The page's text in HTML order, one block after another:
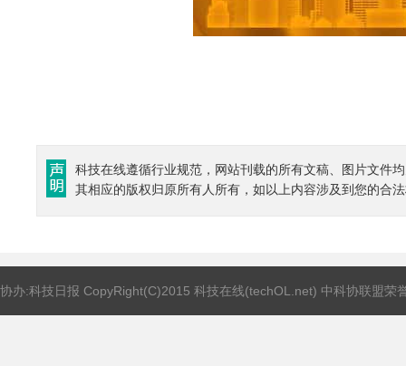
科技在线遵循行业规范，网站刊载的所有文稿、图片文件
其相应的版权归原所有人所有，如以上内容涉及到您的合
协办:科技日报 CopyRight(C)2015 科技在线(techOL.net) 中科协联盟荣